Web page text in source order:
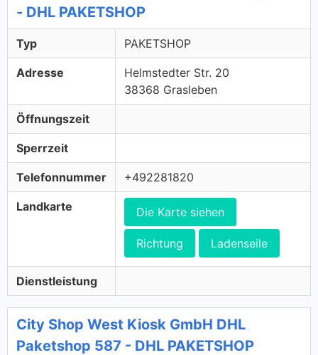
- DHL PAKETSHOP
Typ PAKETSHOP
Adresse
Helmstedter Str. 20
38368 Grasleben
Öffnungszeit
Sperrzeit
Telefonnummer +492281820
Landkarte Die Karte siehen
Richtung Ladenseile
Dienstleistung
City Shop West Kiosk GmbH DHL
Paketshop 587 - DHL PAKETSHOP